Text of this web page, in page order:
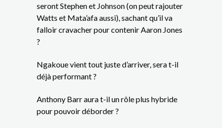
seront Stephen et Johnson (on peut rajouter
Watts et Mata’afa aussi), sachant qu’il va
falloir cravacher pour contenir Aaron Jones
?
Ngakoue vient tout juste d’arriver, sera t-il
déjà performant ?
Anthony Barr aura t-il un rôle plus hybride
pour pouvoir déborder ?